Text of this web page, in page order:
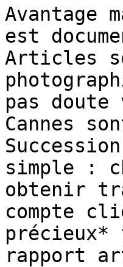
Avantage
est
Articles
pas
Cannes
simple :
obtenir
compte
précieux*
rapport